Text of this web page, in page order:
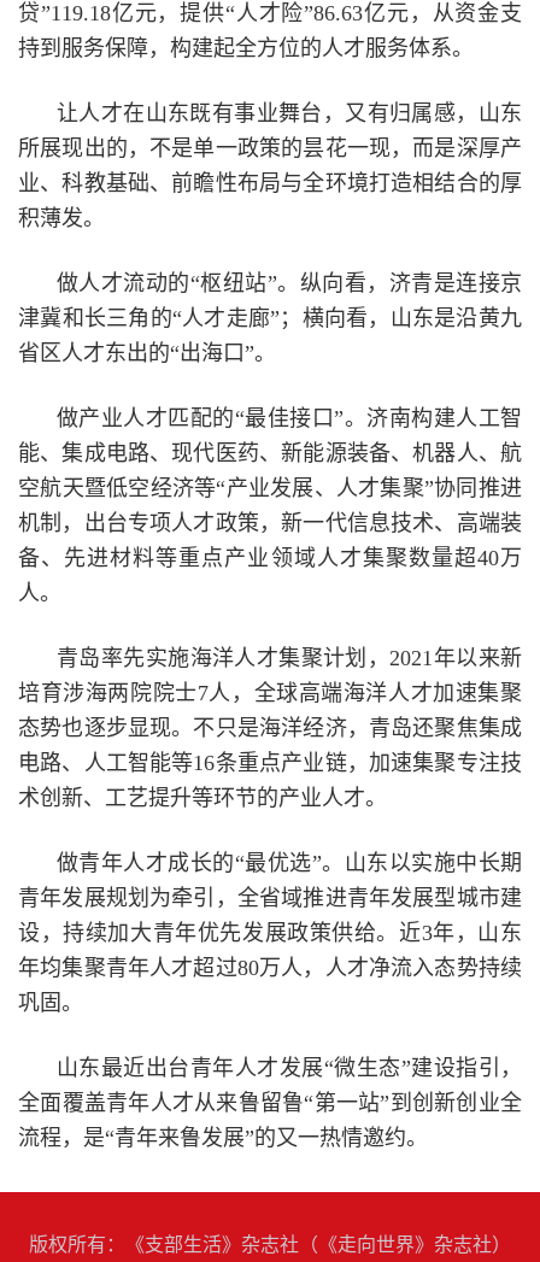
贷”119.18亿元，提供“人才险”86.63亿元，从资金支
持到服务保障，构建起全方位的人才服务体系。
让人才在山东既有事业舞台，又有归属感，山东
所展现出的，不是单一政策的昙花一现，而是深厚产
业、科教基础、前瞻性布局与全环境打造相结合的厚
积薄发。
做人才流动的“枢纽站”。纵向看，济青是连接京
津冀和长三角的“人才走廊”；横向看，山东是沿黄九
省区人才东出的“出海口”。
做产业人才匹配的“最佳接口”。济南构建人工智
能、集成电路、现代医药、新能源装备、机器人、航
空航天暨低空经济等“产业发展、人才集聚”协同推进
机制，出台专项人才政策，新一代信息技术、高端装
备、先进材料等重点产业领域人才集聚数量超40万
人。
青岛率先实施海洋人才集聚计划，2021年以来新
培育涉海两院院士7人，全球高端海洋人才加速集聚
态势也逐步显现。不只是海洋经济，青岛还聚焦集成
电路、人工智能等16条重点产业链，加速集聚专注技
术创新、工艺提升等环节的产业人才。
做青年人才成长的“最优选”。山东以实施中长期
青年发展规划为牵引，全省域推进青年发展型城市建
设，持续加大青年优先发展政策供给。近3年，山东
年均集聚青年人才超过80万人，人才净流入态势持续
巩固。
山东最近出台青年人才发展“微生态”建设指引，
全面覆盖青年人才从来鲁留鲁“第一站”到创新创业全
流程，是“青年来鲁发展”的又一热情邀约。
版权所有：《支部生活》杂志社（《走向世界》杂志社）